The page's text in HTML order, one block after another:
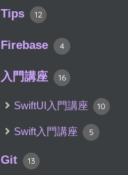
Tips 12
Firebase 4
入門講座 16
SwiftUI入門講座 10
Swift入門講座 5
Git 13